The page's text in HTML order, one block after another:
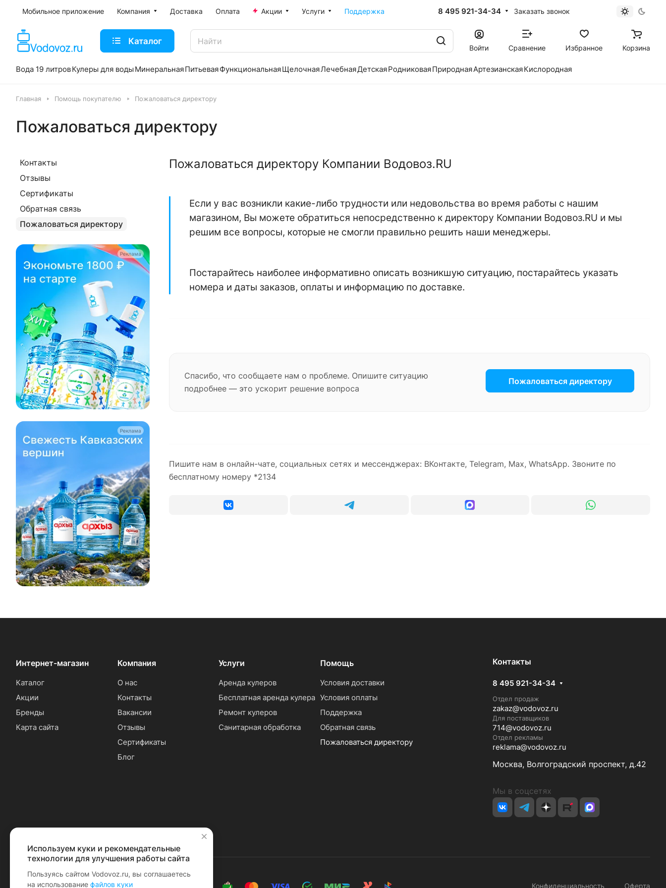
Мобильное приложение Компания Доставка Оплата Акции Услуги Поддержка 8 495 921-34-34 Заказать звонок
Каталог
Войти Сравнение Избранное Корзина
Вода 19 литровКулеры для воды МинеральнаяПитьеваяФункциональнаяЩелочнаяЛечебнаяДетскаяРодниковаяПрироднаяАртезианскаяКислородная
Главная Помощь покупателю Пожаловаться директору
Пожаловаться директору
Пожаловаться директору Компании Водовоз.RU
Если у вас возникли какие-либо трудности или недовольства во время работы с нашим
магазином, Вы можете обратиться непосредственно к директору Компании Водовоз.RU и мы
решим все вопросы, которые не смогли правильно решить наши менеджеры.
Постарайтесь наиболее информативно описать возникшую ситуацию, постарайтесь указать
номера и даты заказов, оплаты и информацию по доставке.
Спасибо, что сообщаете нам о проблеме. Опишите ситуацию
подробнее — это ускорит решение вопроса
Пожаловаться директору
Пишите нам в онлайн-чате, социальных сетях и мессенджерах: ВКонтакте, Telegram, Max, WhatsApp. Звоните по
бесплатному номеру *2134
Контакты
Отзывы
Сертификаты
Обратная связь
Пожаловаться директору
Реклама
Реклама
Интернет-магазин
Каталог
Акции
Бренды
Карта сайта
Компания
О нас
Контакты
Вакансии
Отзывы
Сертификаты
Блог
Услуги
Аренда кулеров
Бесплатная аренда кулера
Ремонт кулеров
Санитарная обработка
Помощь
Условия доставки
Условия оплаты
Поддержка
Обратная связь
Пожаловаться директору
Контакты
8 495 921-34-34
Отдел продаж
zakaz@vodovoz.ru
Для поставщиков
714@vodovoz.ru
Отдел рекламы
reklama@vodovoz.ru
Москва, Волгоградский проспект, д.42
Мы в соцсетях
© 2026 Водовоз.RU Конфиденциальность Оферта
✕
Используем куки и рекомендательные
технологии для улучшения работы сайта
Пользуясь сайтом Vodovoz.ru, вы соглашаетесь
на использование файлов куки